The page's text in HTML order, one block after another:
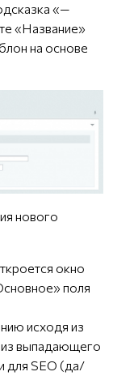
«—
«Название»
на основе
нового
окно
поля
исходя из
выпадающего
для SEO (да/